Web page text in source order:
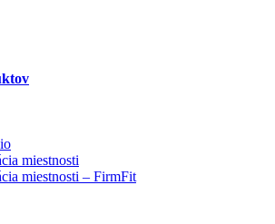
miestnosti
miestnosti – FirmFit